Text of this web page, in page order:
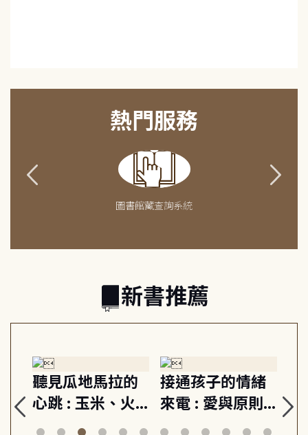
熱門服務
圖書館藏查詢系統
新書推薦
聽見瓜地馬拉的
心跳 : 玉米、火
山與信仰, 外交官
接通孩子的情緒
來電 : 愛與原則,
建立教養的安定
關